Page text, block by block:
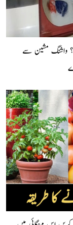
واشنگ مشین سے